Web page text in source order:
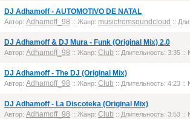
DJ Adhamoff - AUTOMOTIVO DE NATAL
Автор: Adhamoff_98 :: Жанр: musicfromsoundcloud ::
DJ Adhamoff & DJ Mura - Funk (Original Mix) 2.0
Автор: Adhamoff_98 :: Жанр: Club :: Длительность: 3:35
DJ Adhamoff - The DJ (Original Mix)
Автор: Adhamoff_98 :: Жанр: Club :: Длительность: 4:23
DJ Adhamoff - La Discoteka (Original Mix)
Автор: Adhamoff_98 :: Жанр: Club :: Длительность: 3:53